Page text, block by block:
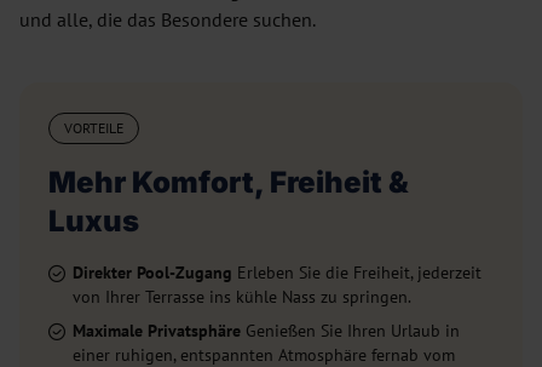
und alle, die das Besondere suchen.
VORTEILE
Mehr Komfort, Freiheit &
Luxus
Direkter Pool-Zugang Erleben Sie die Freiheit, jederzeit
von Ihrer Terrasse ins kühle Nass zu springen.
Maximale Privatsphäre Genießen Sie Ihren Urlaub in
einer ruhigen, entspannten Atmosphäre fernab vom